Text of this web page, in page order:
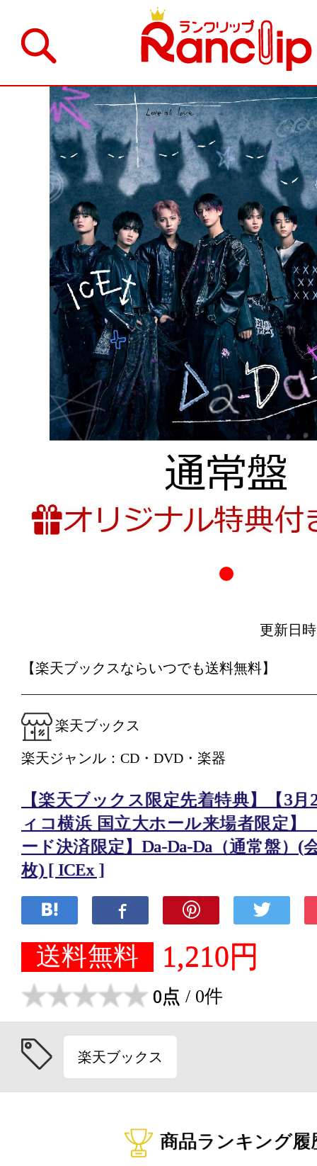
更新日
【楽天ブックスならいつでも送料無料】
楽天ブックス
楽天ジャンル：CD・DVD・楽器
【楽天ブックス限定先着特典】【3
ィコ横浜 国立大ホール来場者限定】
ード決済限定】Da-Da-Da（通常盤）(
枚) [ ICEx ]
送料無料 1,210円
0点 / 0件
楽天ブックス
商品ランキング履